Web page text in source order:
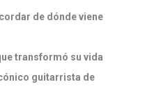
de dónde viene
transformó su vida
guitarrista de